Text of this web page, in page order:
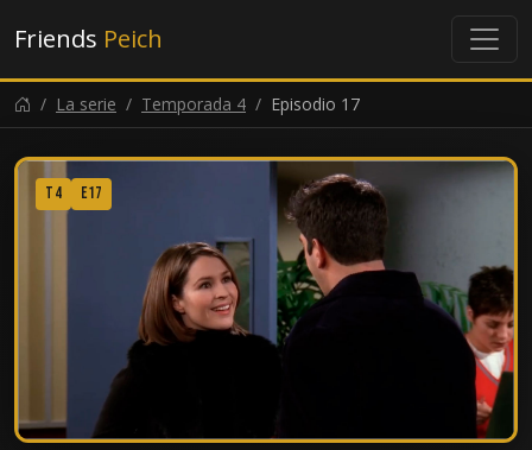
Friends Peich
La serie Temporada 4 Episodio 17
T4 E17